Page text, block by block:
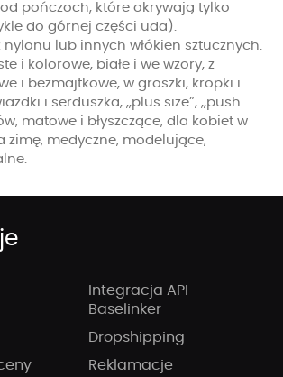
pończoch, które okrywają tylko
do górnej części uda).
nylonu lub innych włókien sztucznych.
i kolorowe, białe i we wzory, z
i bezmajtkowe, w groszki, kropki i
i serduszka, „plus size”, „push
matowe i błyszczące, dla kobiet w
zimę, medyczne, modelujące,
Integracja API -
Baselinker
Dropshipping
Reklamacje